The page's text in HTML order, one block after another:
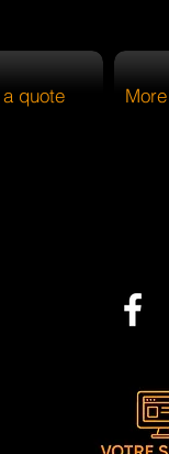
quote More